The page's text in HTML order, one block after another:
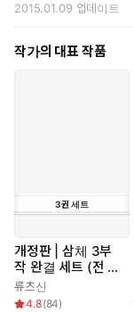
2015.01.09 업데이트
작가의 대표 작품
3권 세트
개정판 | 삼체 3부
작 완결 세트 (전 3
권)
류츠신
4.8(84)